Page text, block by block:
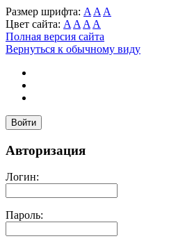
Размер шрифта: A A A
Цвет сайта: A A A A
Полная версия сайта
Вернуться к обычному виду
Войти
Авторизация
Логин:
Пароль: